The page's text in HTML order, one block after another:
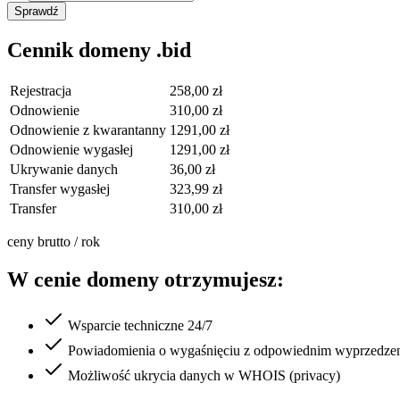
Sprawdź
Cennik domeny .bid
Rejestracja
258,00 zł
Odnowienie
310,00 zł
Odnowienie z kwarantanny 1291,00 zł
Odnowienie wygasłej
1291,00 zł
Ukrywanie danych
36,00 zł
Transfer wygasłej
323,99 zł
Transfer
310,00 zł
ceny brutto / rok
W cenie domeny otrzymujesz:
Wsparcie techniczne 24/7
Powiadomienia o wygaśnięciu z odpowiednim
Możliwość ukrycia danych w WHOIS (privacy)